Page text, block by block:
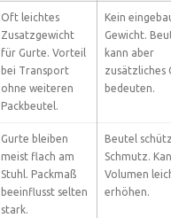
Oft leichtes
Zusatzgewicht
für Gurte. Vorteil
bei Transport
ohne weiteren
Packbeutel.
Kein
Gewicht.
kann aber
zusätzliches
bedeuten.
Gurte bleiben
meist flach am
Stuhl. Packmaß
beeinflusst selten
stark.
Beutel
Schmutz.
Volumen
erhöhen.